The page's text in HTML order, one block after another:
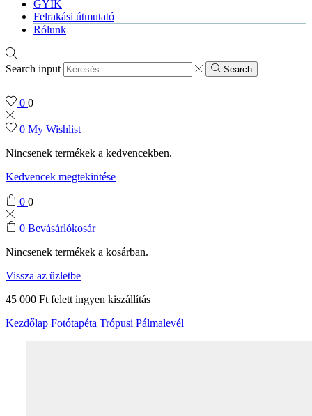
GYIK
Felrakási útmutató
Rólunk
Search input Search
0 0
0 My Wishlist
Nincsenek termékek a kedvencekben.
Kedvencek megtekintése
0 0
0 Bevásárlókosár
Nincsenek termékek a kosárban.
Vissza az üzletbe
45 000 Ft felett ingyen kiszállítás
Kezdőlap Fotótapéta Trópusi Pálmalevél